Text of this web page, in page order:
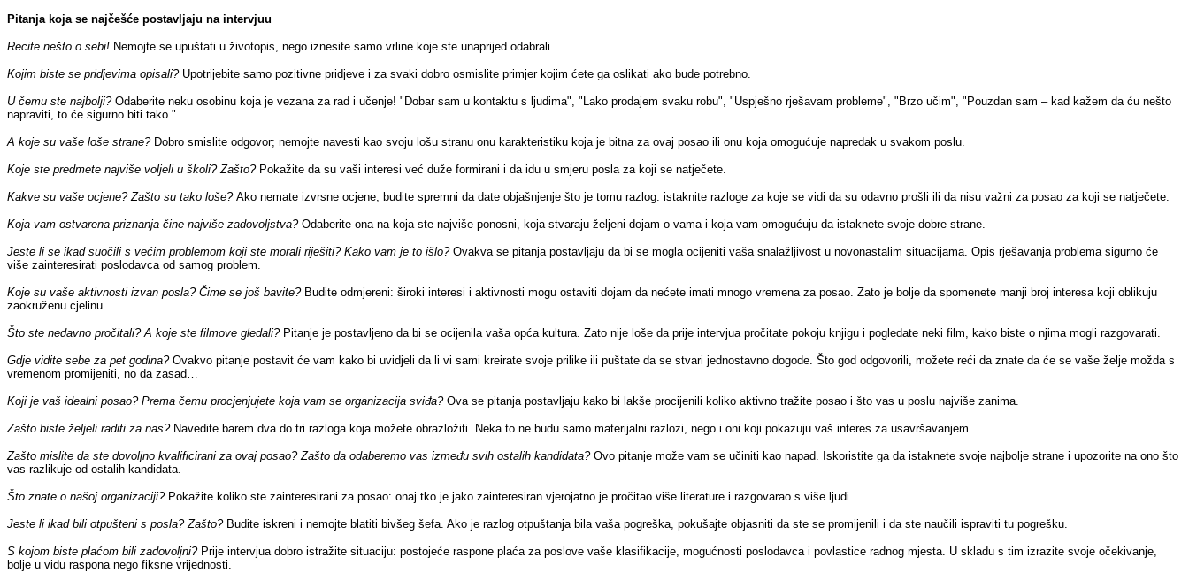
Pitanja koja se najčešće postavljaju na intervjuu
Recite nešto o sebi! Nemojte se upuštati u životopis, nego iznesite samo vrline koje ste unaprijed odabrali.
Kojim biste se pridjevima opisali?Upotrijebite samo pozitivne pridjeve i za svaki dobro osmislite primjer kojim ćete ga oslikati ako bude potrebno.
U čemu ste najbolji?Odaberite neku osobinu koja je vezana za rad i učenje! "Dobar sam u kontaktu s ljudima", "Lako prodajem svaku robu", "Uspješno rješavam probleme", "Brzo učim", "Pouzdan sam – kad kažem da ću nešto
napraviti, to će sigurno biti tako."
A koje su vaše loše strane? Dobro smislite odgovor; nemojte navesti kao svoju lošu stranu onu karakteristiku koja je bitna za ovaj posao ili onu koja omogućuje napredak u svakom poslu.
Koje ste predmete najviše voljeli u školi? Zašto?Pokažite da su vaši interesi već duže formirani i da idu u smjeru posla za koji se natječete.
Kakve su vaše ocjene? Zašto su tako loše? Ako nemate izvrsne ocjene, budite spremni da date objašnjenje što je tomu razlog: istaknite razloge za koje se vidi da su odavno prošli ili da nisu važni za posao za koji se natječete.
Koja vam ostvarena priznanja čine najviše zadovoljstva? Odaberite ona na koja ste najviše ponosni, koja stvaraju željeni dojam o vama i koja vam omogućuju da istaknete svoje dobre strane.
Jeste li se ikad suočili s većim problemom koji ste morali riješiti? Kako vam je to išlo? Ovakva se pitanja postavljaju da bi se mogla ocijeniti vaša snalažljivost u novonastalim situacijama. Opis rješavanja problema sigurno će
više zainteresirati poslodavca od samog problem.
Koje su vaše aktivnosti izvan posla? Čime se još bavite? Budite odmjereni: široki interesi i aktivnosti mogu ostaviti dojam da nećete imati mnogo vremena za posao. Zato je bolje da spomenete manji broj interesa koji oblikuju
zaokruženu cjelinu.
Što ste nedavno pročitali? A koje ste filmove gledali? Pitanje je postavljeno da bi se ocijenila vaša opća kultura. Zato nije loše da prije intervjua pročitate pokoju knjigu i pogledate neki film, kako biste o njima mogli razgovarati.
Gdje vidite sebe za pet godina? Ovakvo pitanje postavit će vam kako bi uvidjeli da li vi sami kreirate svoje prilike ili puštate da se stvari jednostavno dogode. Što god odgovorili, možete reći da znate da će se vaše želje možda s
vremenom promijeniti, no da zasad…
Koji je vaš idealni posao? Prema čemu procjenjujete koja vam se organizacija sviđa? Ova se pitanja postavljaju kako bi lakše procijenili koliko aktivno tražite posao i što vas u poslu najviše zanima.
Zašto biste željeli raditi za nas? Navedite barem dva do tri razloga koja možete obrazložiti. Neka to ne budu samo materijalni razlozi, nego i oni koji pokazuju vaš interes za usavršavanjem.
Zašto mislite da ste dovoljno kvalificirani za ovaj posao? Zašto da odaberemo vas između svih ostalih kandidata?Ovo pitanje može vam se učiniti kao napad. Iskoristite ga da istaknete svoje najbolje strane i upozorite na ono što
vas razlikuje od ostalih kandidata.
Što znate o našoj organizaciji? Pokažite koliko ste zainteresirani za posao: onaj tko je jako zainteresiran vjerojatno je pročitao više literature i razgovarao s više ljudi.
Jeste li ikad bili otpušteni s posla? Zašto? Budite iskreni i nemojte blatiti bivšeg šefa. Ako je razlog otpuštanja bila vaša pogreška, pokušajte objasniti da ste se promijenili i da ste naučili ispraviti tu pogrešku.
S kojom biste plaćom bili zadovoljni?Prije intervjua dobro istražite situaciju: postojeće raspone plaća za poslove vaše klasifikacije, mogućnosti poslodavca i povlastice radnog mjesta. U skladu s tim izrazite svoje očekivanje,
bolje u vidu raspona nego fiksne vrijednosti.